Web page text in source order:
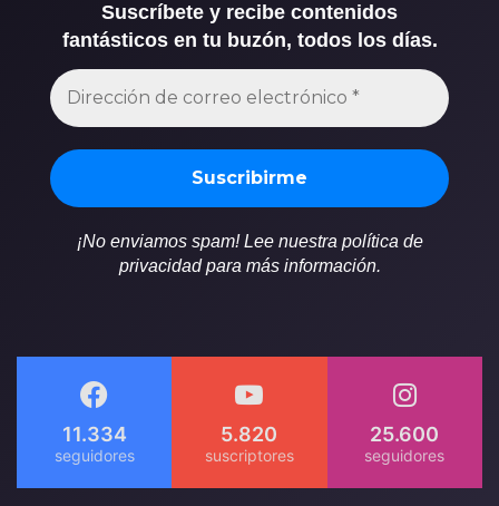
Suscríbete y recibe contenidos
fantásticos en tu buzón, todos los días.
¡No enviamos spam! Lee nuestra política de
privacidad para más información.
11.334 5.820 25.600